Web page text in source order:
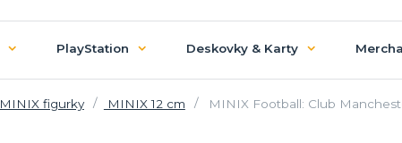
PlayStation Deskovky & Karty
MINIX figurky MINIX 12 cm MINIX Football: Club